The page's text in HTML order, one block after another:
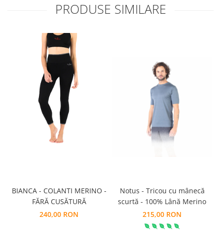
PRODUSE SIMILARE
BIANCA - COLANTI MERINO -
FĂRĂ CUSĂTURĂ
240,00 RON
Notus - Tricou cu mânecă
scurtă - 100% Lână Merino
215,00 RON